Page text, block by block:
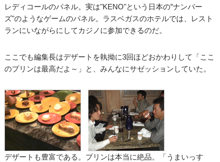
レディコールのパネル。実は"KENO"という日本の”ナンバー
ズ"のようなゲームのパネル。ラスベガスのホテルでは、レスト
ランにいながらにしてカジノに参加できるのだ。
ここでも編集長はデザートを執拗に3回ほどおかわりして「ここ
のプリンは最高だよ～」と、みんなにサゼッションしていた。
デザートも豊富である。プリンは本当に絶品。「うまいっす